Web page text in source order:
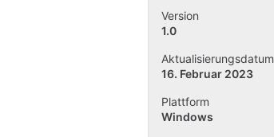
Version
1.0
Aktualisierungsdatum
16. Februar 2023
Plattform
Windows